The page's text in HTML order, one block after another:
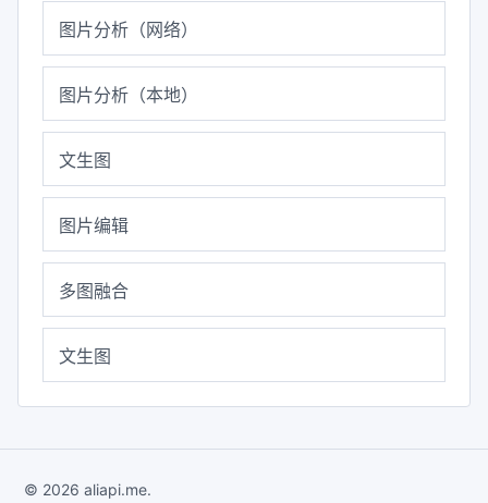
图片分析（网络）
图片分析（本地）
文生图
图片编辑
多图融合
文生图
© 2026 aliapi.me.